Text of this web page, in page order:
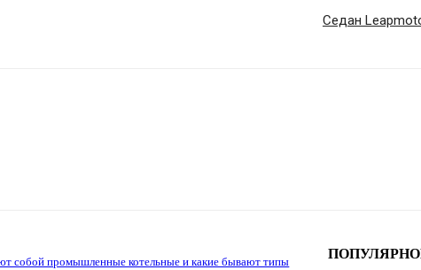
Седан
собой промышленные котельные и какие бывают типы